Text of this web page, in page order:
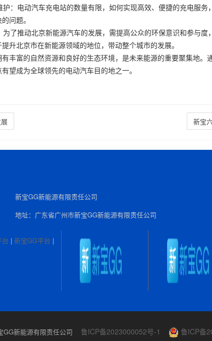
：电动汽车充电站的数量有限，如何实现高效、便捷的充电服务
问题。
了推动北京新能源汽车的发展，需提高公众的环保意识和参与度
升北京市在新能源领域的地位，带动整个城市的发展。
丰富的自然资源和良好的生态环境，是未来能源的重要聚集地。
望成为全球领先的电动汽车目的地之一。
新宝
新宝GG新能源有限责任公司
地址：广东省广州市新宝GG新能源有限责任公司
台 | 新宝GG平台 |
GG新能源有限责任公司 鲁ICP备2023000052号-1 鲁ICP备